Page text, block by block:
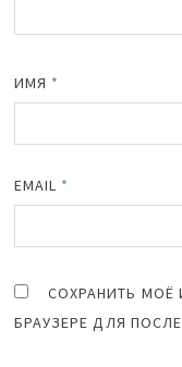
ИМЯ *
EMAIL *
СОХРАНИТЬ МОЁ
БРАУЗЕРЕ ДЛЯ